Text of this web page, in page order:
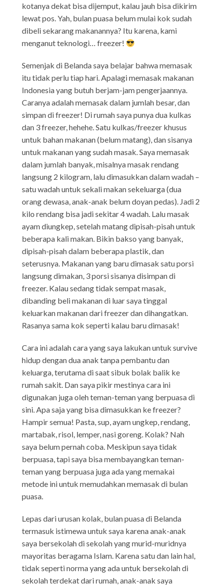
kotanya dekat bisa dijemput, kalau jauh bisa dikirim
lewat pos. Yah, bulan puasa belum mulai kok sudah
dibeli sekarang makanannya? Itu karena, kami
menganut teknologi… freezer!
Semenjak di Belanda saya belajar bahwa memasak
itu tidak perlu tiap hari. Apalagi memasak makanan
Indonesia yang butuh berjam-jam pengerjaannya.
Caranya adalah memasak dalam jumlah besar, dan
simpan di freezer! Di rumah saya punya dua kulkas
dan 3 freezer, hehehe. Satu kulkas/freezer khusus
untuk bahan makanan (belum matang), dan sisanya
untuk makanan yang sudah masak. Saya memasak
dalam jumlah banyak, misalnya masak rendang
langsung 2 kilogram, lalu dimasukkan dalam wadah –
satu wadah untuk sekali makan sekeluarga (dua
orang dewasa, anak-anak belum doyan pedas). Jadi 2
kilo rendang bisa jadi sekitar 4 wadah. Lalu masak
ayam diungkep, setelah matang dipisah-pisah untuk
beberapa kali makan. Bikin bakso yang banyak,
dipisah-pisah dalam beberapa plastik, dan
seterusnya. Makanan yang baru dimasak satu porsi
langsung dimakan, 3 porsi sisanya disimpan di
freezer. Kalau sedang tidak sempat masak,
dibanding beli makanan di luar saya tinggal
keluarkan makanan dari freezer dan dihangatkan.
Rasanya sama kok seperti kalau baru dimasak!
Cara ini adalah cara yang saya lakukan untuk survive
hidup dengan dua anak tanpa pembantu dan
keluarga, terutama di saat sibuk bolak balik ke
rumah sakit. Dan saya pikir mestinya cara ini
digunakan juga oleh teman-teman yang berpuasa di
sini. Apa saja yang bisa dimasukkan ke freezer?
Hampir semua! Pasta, sup, ayam ungkep, rendang,
martabak, risol, lemper, nasi goreng. Kolak? Nah
saya belum pernah coba. Meskipun saya tidak
berpuasa, tapi saya bisa membayangkan teman-
teman yang berpuasa juga ada yang memakai
metode ini untuk memudahkan memasak di bulan
puasa.
Lepas dari urusan kolak, bulan puasa di Belanda
termasuk istimewa untuk saya karena anak-anak
saya bersekolah di sekolah yang murid-muridnya
mayoritas beragama Islam. Karena satu dan lain hal,
tidak seperti norma yang ada untuk bersekolah di
sekolah terdekat dari rumah, anak-anak saya